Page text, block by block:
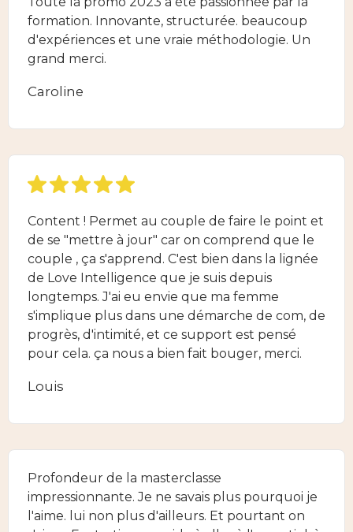
formation. Innovante, structurée. beaucoup
d'expériences et une vraie méthodologie. Un
grand merci.
Caroline
Content ! Permet au couple de faire le point et
de se "mettre à jour" car on comprend que le
couple , ça s'apprend. C'est bien dans la lignée
de Love Intelligence que je suis depuis
longtemps. J'ai eu envie que ma femme
s'implique plus dans une démarche de com, de
progrès, d'intimité, et ce support est pensé
pour cela. ça nous a bien fait bouger, merci.
Louis
Profondeur de la masterclasse
impressionnante. Je ne savais plus pourquoi je
l'aime. lui non plus d'ailleurs. Et pourtant on